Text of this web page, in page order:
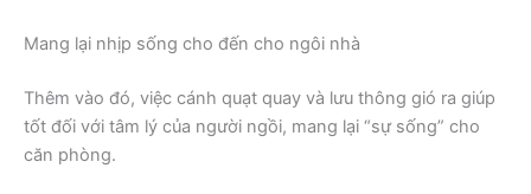
Mang lại nhịp sống cho đến cho ngôi nhà
Thêm vào đó, việc cánh quạt quay và lưu thông gió ra giúp
tốt đối với tâm lý của người ngồi, mang lại “sự sống” cho
căn phòng.